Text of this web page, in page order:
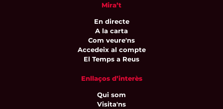
Mira’t
En directe
A la carta
Com veure'ns
Accedeix al compte
El Temps a Reus
Enllaços d’interès
Qui som
Visita'ns